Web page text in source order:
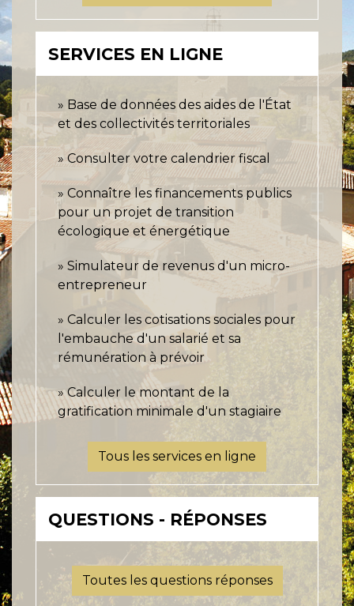
SERVICES EN LIGNE
Base de données des aides de l'État
et des collectivités territoriales
Consulter votre calendrier fiscal
Connaître les financements publics
pour un projet de transition
écologique et énergétique
Simulateur de revenus d'un micro-
entrepreneur
Calculer les cotisations sociales pour
l'embauche d'un salarié et sa
rémunération à prévoir
Calculer le montant de la
gratification minimale d'un stagiaire
Tous les services en ligne
QUESTIONS - RÉPONSES
Toutes les questions réponses